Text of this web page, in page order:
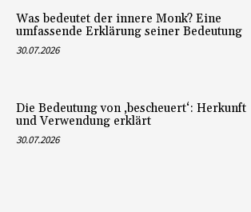
Was bedeutet der innere Monk? Eine
umfassende Erklärung seiner Bedeutung
30.07.2026
Die Bedeutung von ‚bescheuert‘: Herkunft
und Verwendung erklärt
30.07.2026